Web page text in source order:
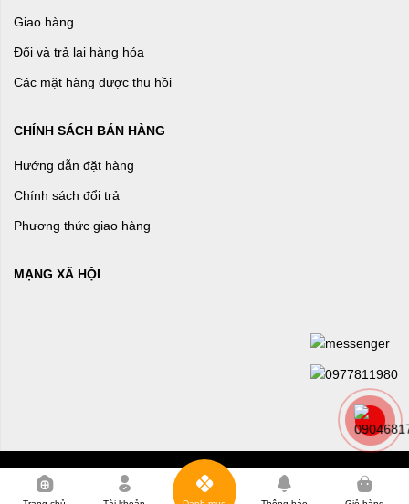
Giao hàng
Đổi và trả lại hàng hóa
Các mặt hàng được thu hồi
CHÍNH SÁCH BÁN HÀNG
Hướng dẫn đặt hàng
Chính sách đổi trả
Phương thức giao hàng
MẠNG XÃ HỘI